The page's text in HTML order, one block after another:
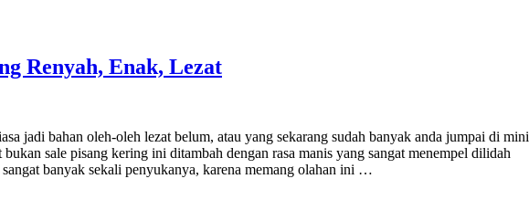
Renyah, Enak, Lezat
jadi bahan oleh-oleh lezat belum, atau yang sekarang sudah banyak anda jumpai di mini
sale pisang kering ini ditambah dengan rasa manis yang sangat menempel dilidah
banyak sekali penyukanya, karena memang olahan ini …